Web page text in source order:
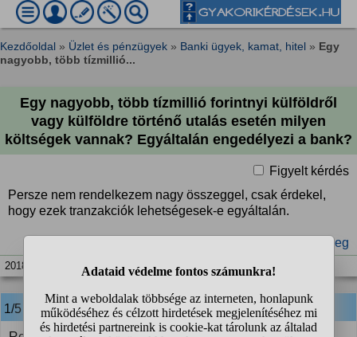
Kezdőoldal » Üzlet és pénzügyek » Banki ügyek, kamat, hitel » Egy
nagyobb, több tízmillió...
Egy nagyobb, több tízmillió forintnyi külföldről
vagy külföldre történő utalás esetén milyen
költségek vannak? Egyáltalán engedélyezi a bank?
Figyelt kérdés
Persze nem rendelkezem nagy összeggel, csak érdekel,
hogy ezek tranzakciók lehetségesek-e egyáltalán.
#összeg
2018. júl. 20. 17:32
1/5 anonim válasza: